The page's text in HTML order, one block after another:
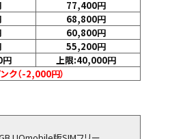
77,400円
68,800円
60,800円
55,200円
円 上限:40,000円
ク（-2,000円）